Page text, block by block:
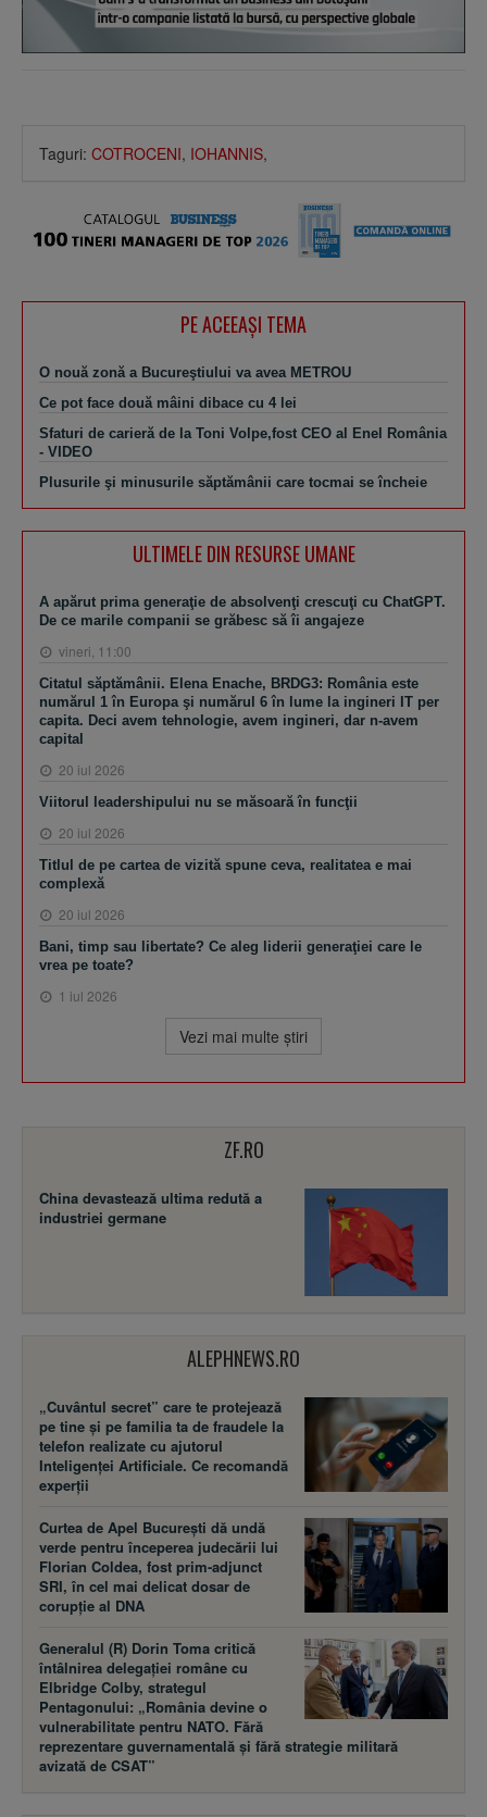
Taguri: COTROCENI, IOHANNIS,
PE ACEEAŞI TEMA
O nouă zonă a Bucureştiului va avea METROU
Ce pot face două mâini dibace cu 4 lei
Sfaturi de carieră de la Toni Volpe,fost CEO al Enel România
- VIDEO
Plusurile şi minusurile săptămânii care tocmai se încheie
ULTIMELE DIN RESURSE UMANE
A apărut prima generaţie de absolvenţi crescuţi cu ChatGPT.
De ce marile companii se grăbesc să îi angajeze
vineri, 11:00
Citatul săptămânii. Elena Enache, BRDG3: România este
numărul 1 în Europa şi numărul 6 în lume la ingineri IT per
capita. Deci avem tehnologie, avem ingineri, dar n-avem
capital
20 iul 2026
Viitorul leadershipului nu se măsoară în funcţii
20 iul 2026
Titlul de pe cartea de vizită spune ceva, realitatea e mai
complexă
20 iul 2026
Bani, timp sau libertate? Ce aleg liderii generaţiei care le
vrea pe toate?
1 iul 2026
Vezi mai multe ştiri
ZF.RO
China devastează ultima redută a
industriei germane
ALEPHNEWS.RO
„Cuvântul secret” care te protejează
pe tine și pe familia ta de fraudele la
telefon realizate cu ajutorul
Inteligenței Artificiale. Ce recomandă
experții
Curtea de Apel București dă undă
verde pentru începerea judecării lui
Florian Coldea, fost prim-adjunct
SRI, în cel mai delicat dosar de
corupție al DNA
Generalul (R) Dorin Toma critică
întâlnirea delegației române cu
Elbridge Colby, strategul
Pentagonului: „România devine o
vulnerabilitate pentru NATO. Fără
reprezentare guvernamentală și fără strategie militară
avizată de CSAT”